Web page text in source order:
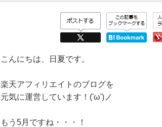
こんにちは、日夏です。
楽天アフィリエイトのブログを
元気に運営しています！('ω')ノ
もう5月ですね・・・！